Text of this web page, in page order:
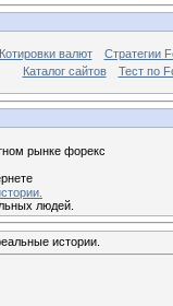
Котировки валют
Стратегии
Каталог сайтов
Тест по
рынке форекс
людей.
истории.